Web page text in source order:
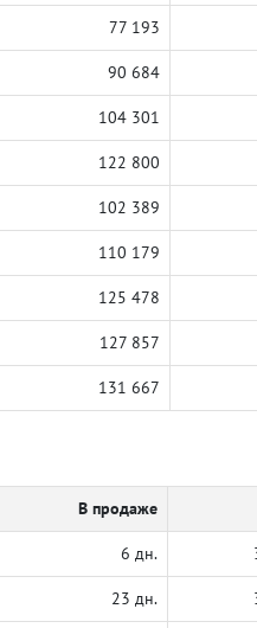
77 193
90 684
104 301
122 800
102 389
110 179
125 478
127 857
131 667
В продаже
6 дн.
23 дн.